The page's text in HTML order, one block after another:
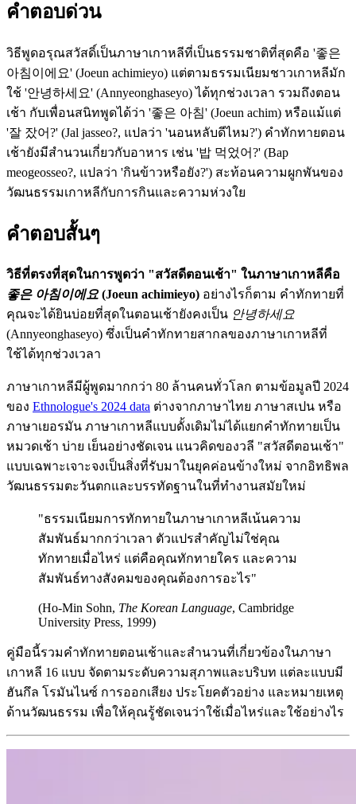
คำตอบด่วน
วิธีพูดอรุณสวัสดิ์เป็นภาษาเกาหลีที่เป็นธรรมชาติที่สุดคือ '좋은
아침이에요' (Joeun achimieyo) แต่ตามธรรมเนียมชาวเกาหลีมัก
ใช้ '안녕하세요' (Annyeonghaseyo) ได้ทุกช่วงเวลา รวมถึงตอน
เช้า กับเพื่อนสนิทพูดได้ว่า '좋은 아침' (Joeun achim) หรือแม้แต่
'잘 잤어?' (Jal jasseo?, แปลว่า 'นอนหลับดีไหม?') คำทักทายตอน
เช้ายังมีสำนวนเกี่ยวกับอาหาร เช่น '밥 먹었어?' (Bap
meogeosseo?, แปลว่า 'กินข้าวหรือยัง?') สะท้อนความผูกพันของ
วัฒนธรรมเกาหลีกับการกินและความห่วงใย
คำตอบสั้นๆ
วิธีที่ตรงที่สุดในการพูดว่า "สวัสดีตอนเช้า" ในภาษาเกาหลีคือ
좋은 아침이에요 (Joeun achimieyo) อย่างไรก็ตาม คำทักทายที่
คุณจะได้ยินบ่อยที่สุดในตอนเช้ายังคงเป็น 안녕하세요
(Annyeonghaseyo) ซึ่งเป็นคำทักทายสากลของภาษาเกาหลีที่
ใช้ได้ทุกช่วงเวลา
ภาษาเกาหลีมีผู้พูดมากกว่า 80 ล้านคนทั่วโลก ตามข้อมูลปี 2024
ของ Ethnologue's 2024 data ต่างจากภาษาไทย ภาษาสเปน หรือ
ภาษาเยอรมัน ภาษาเกาหลีแบบดั้งเดิมไม่ได้แยกคำทักทายเป็น
หมวดเช้า บ่าย เย็นอย่างชัดเจน แนวคิดของวลี "สวัสดีตอนเช้า"
แบบเฉพาะเจาะจงเป็นสิ่งที่รับมาในยุคค่อนข้างใหม่ จากอิทธิพล
วัฒนธรรมตะวันตกและบรรทัดฐานในที่ทำงานสมัยใหม่
"ธรรมเนียมการทักทายในภาษาเกาหลีเน้นความ
สัมพันธ์มากกว่าเวลา ตัวแปรสำคัญไม่ใช่คุณ
ทักทายเมื่อไหร่ แต่คือคุณทักทายใคร และความ
สัมพันธ์ทางสังคมของคุณต้องการอะไร"
(Ho-Min Sohn, The Korean Language, Cambridge
University Press, 1999)
คู่มือนี้รวมคำทักทายตอนเช้าและสำนวนที่เกี่ยวข้องในภาษา
เกาหลี 16 แบบ จัดตามระดับความสุภาพและบริบท แต่ละแบบมี
ฮันกึล โรมันไนซ์ การออกเสียง ประโยคตัวอย่าง และหมายเหตุ
ด้านวัฒนธรรม เพื่อให้คุณรู้ชัดเจนว่าใช้เมื่อไหร่และใช้อย่างไร